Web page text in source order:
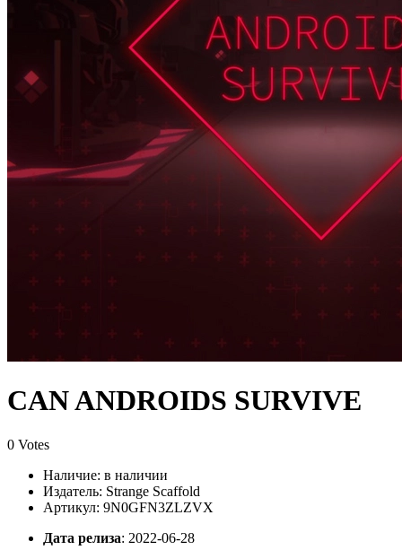
CAN ANDROIDS SURVIVE
0 Votes
Наличие: в наличии
Издатель: Strange Scaffold
Артикул: 9N0GFN3ZLZVX
Дата релиза: 2022-06-28